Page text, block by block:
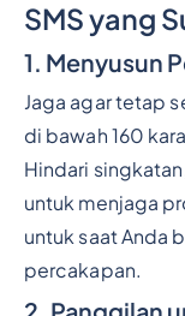
SMS yang
1. Menyusun
Jaga agar tetap
di bawah 160
Hindari
untuk menjaga
untuk saat Anda
percakapan.